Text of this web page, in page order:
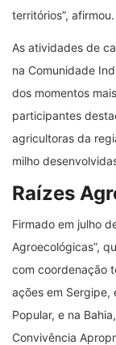
territórios”, afirmou.
As atividades de
na Comunidade
dos momentos
participantes
agricultoras da
milho
Raízes
Firmado em julho
Agroecológicas”,
com coordenação
ações em Sergipe,
Popular, e na
Convivência